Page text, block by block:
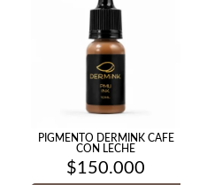
PIGMENTO DERMINK CAFE
CON LECHE
$150.000